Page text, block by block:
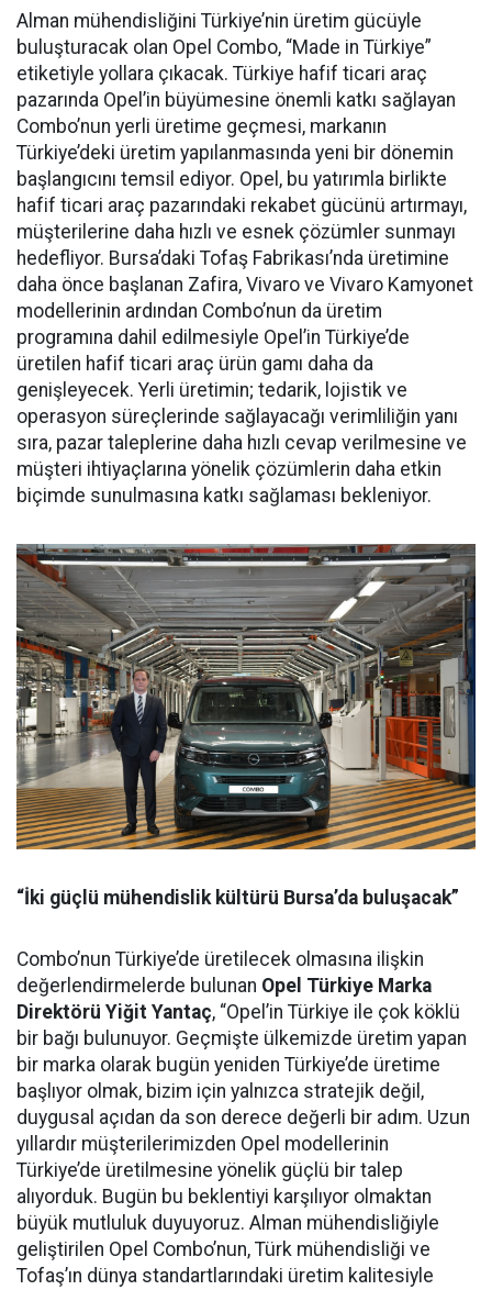
Alman mühendisliğini Türkiye’nin üretim gücüyle
buluşturacak olan Opel Combo, “Made in Türkiye”
etiketiyle yollara çıkacak. Türkiye hafif ticari araç
pazarında Opel’in büyümesine önemli katkı sağlayan
Combo’nun yerli üretime geçmesi, markanın
Türkiye’deki üretim yapılanmasında yeni bir dönemin
başlangıcını temsil ediyor. Opel, bu yatırımla birlikte
hafif ticari araç pazarındaki rekabet gücünü artırmayı,
müşterilerine daha hızlı ve esnek çözümler sunmayı
hedefliyor. Bursa’daki Tofaş Fabrikası’nda üretimine
daha önce başlanan Zafira, Vivaro ve Vivaro Kamyonet
modellerinin ardından Combo’nun da üretim
programına dahil edilmesiyle Opel’in Türkiye’de
üretilen hafif ticari araç ürün gamı daha da
genişleyecek. Yerli üretimin; tedarik, lojistik ve
operasyon süreçlerinde sağlayacağı verimliliğin yanı
sıra, pazar taleplerine daha hızlı cevap verilmesine ve
müşteri ihtiyaçlarına yönelik çözümlerin daha etkin
biçimde sunulmasına katkı sağlaması bekleniyor.
“İki güçlü mühendislik kültürü Bursa’da buluşacak”
Combo’nun Türkiye’de üretilecek olmasına ilişkin
değerlendirmelerde bulunan Opel Türkiye Marka
Direktörü Yiğit Yantaç, “Opel’in Türkiye ile çok köklü
bir bağı bulunuyor. Geçmişte ülkemizde üretim yapan
bir marka olarak bugün yeniden Türkiye’de üretime
başlıyor olmak, bizim için yalnızca stratejik değil,
duygusal açıdan da son derece değerli bir adım. Uzun
yıllardır müşterilerimizden Opel modellerinin
Türkiye’de üretilmesine yönelik güçlü bir talep
alıyorduk. Bugün bu beklentiyi karşılıyor olmaktan
büyük mutluluk duyuyoruz. Alman mühendisliğiyle
geliştirilen Opel Combo’nun, Türk mühendisliği ve
Tofaş’ın dünya standartlarındaki üretim kalitesiyle